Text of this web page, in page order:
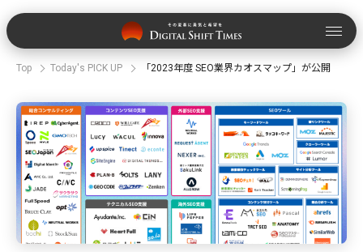
Top Today's PICK UP 「2023年度 SEO業界カオスマップ」が公開